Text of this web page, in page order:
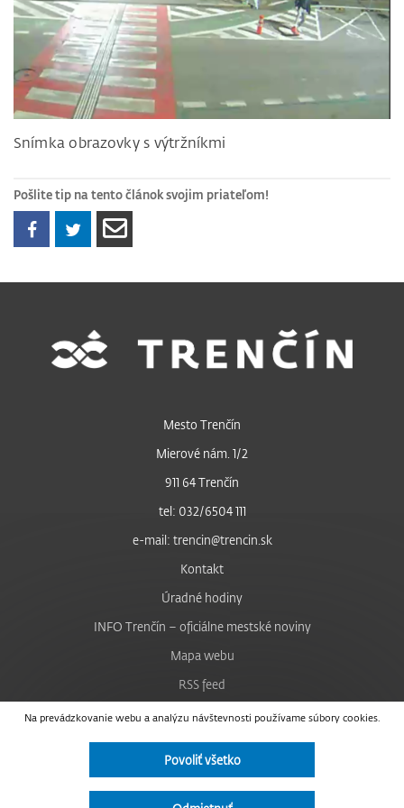
Snímka obrazovky s výtržníkmi
Pošlite tip na tento článok svojim priateľom!
Na prevádzkovanie webu a analýzu návštevnosti používame súbory cookies.
Povoliť všetko
Mesto Trenčín
Mierové nám. 1/2
911 64 Trenčín
tel: 032/6504 111
e-mail: trencin@trencin.sk
Kontakt
Úradné hodiny
INFO Trenčín – oficiálne mestské noviny
Mapa webu
RSS feed
Nastavenie cookies
Facebook
Instagram